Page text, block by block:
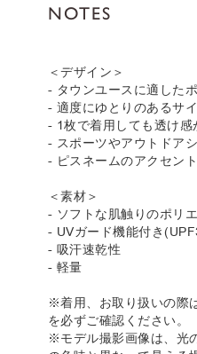
NOTES
＜デザイン＞
- タウンユースに適した
- 適度にゆとりのあるサ
- 1枚で着用しても透け感
- スポーツやアウトドア
- ピスネームのアクセント
＜素材＞
- ソフトな肌触りのポリ
- UVガード機能付き
- 吸汗速乾性
- 軽量
※着用、お取り扱いの際
を必ずご確認ください。
※モデル撮影画像は、光